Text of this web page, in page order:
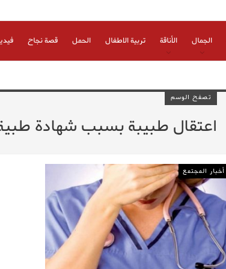
الجمال الأناقة تربية الاطفال الحمل قصة نجاح
تصفح الوسم
اعتقال طبيبة بسبب شهادة
أخبار المجتمع